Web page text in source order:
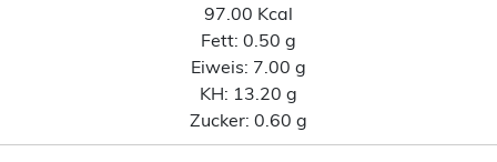
97.00 Kcal
Fett: 0.50 g
Eiweis: 7.00 g
KH: 13.20 g
Zucker: 0.60 g